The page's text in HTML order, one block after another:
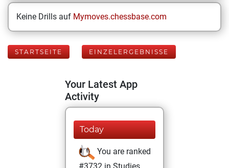
Keine Drills auf Mymoves.chessbase.com
STARTSEITE EINZELERGEBNISSE
Your Latest App
Activity
Today
You are ranked